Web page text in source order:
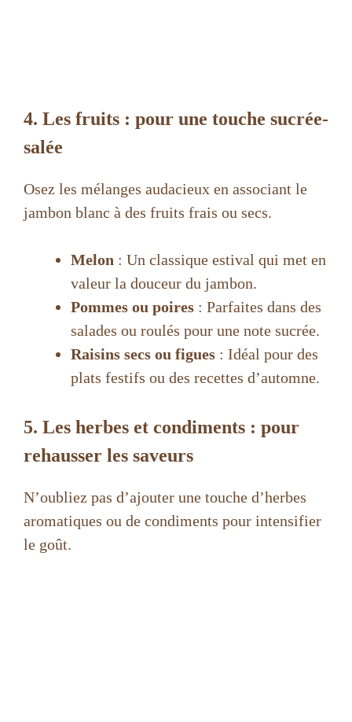
4. Les fruits : pour une touche sucrée-
salée
Osez les mélanges audacieux en associant le
jambon blanc à des fruits frais ou secs.
Melon : Un classique estival qui met en
valeur la douceur du jambon.
Pommes ou poires : Parfaites dans des
salades ou roulés pour une note sucrée.
Raisins secs ou figues : Idéal pour des
plats festifs ou des recettes d’automne.
5. Les herbes et condiments : pour
rehausser les saveurs
N’oubliez pas d’ajouter une touche d’herbes
aromatiques ou de condiments pour intensifier
le goût.